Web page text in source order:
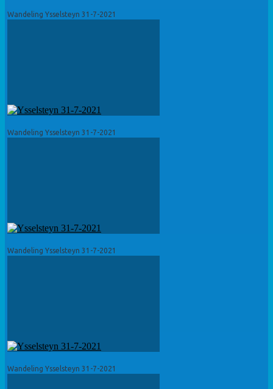
Wandeling Ysselsteyn 31-7-2021
Wandeling Ysselsteyn 31-7-2021
Wandeling Ysselsteyn 31-7-2021
Wandeling Ysselsteyn 31-7-2021